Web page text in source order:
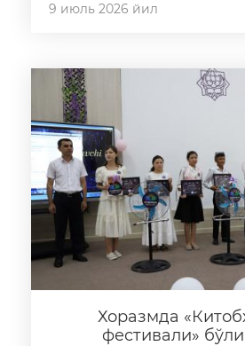
9 июль 2026 йил
Хоразмда
фестивали»